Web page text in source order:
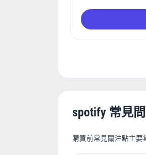
spotify 常見
購買前常見關注點主要